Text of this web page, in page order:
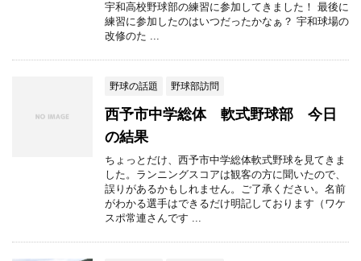
宇和高校野球部の練習に参加してきました！ 最後に
練習に参加したのはいつだったかなぁ？ 宇和球場の
改修のた ...
野球の話題 野球部訪問
西予市中学総体 軟式野球部 今日
の結果
ちょっとだけ、西予市中学総体軟式野球を見てきま
した。ランニングスコアは観客の方に聞いたので、
誤りがあるかもしれません。ご了承ください。名前
がわかる選手はできるだけ明記しております（ワケ
スポ常連さんです ...